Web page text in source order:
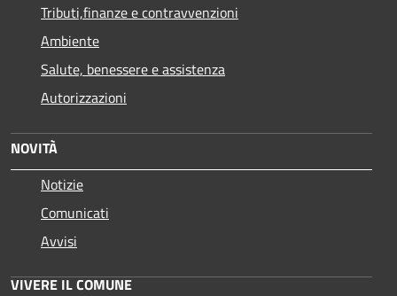
Tributi,finanze e contravvenzioni
Ambiente
Salute, benessere e assistenza
Autorizzazioni
NOVITÀ
Notizie
Comunicati
Avvisi
VIVERE IL COMUNE